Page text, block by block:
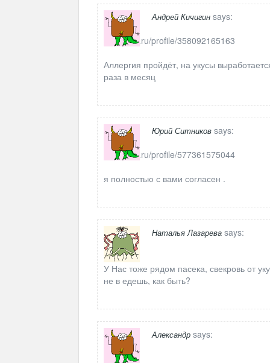
Андрей Кичигин says:
https://ok.ru/profile/358092165163
Аллергия пройдёт, на укусы
раза в месяц
Юрий Ситников says:
https://ok.ru/profile/577361575044
я полностью с вами согласен .
Наталья Лазарева says:
У Нас тоже рядом пасека, свекровь от
не в едешь, как быть?
Александр says: